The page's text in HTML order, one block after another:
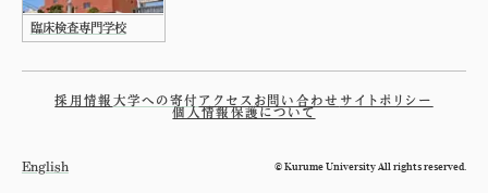
臨床検査専門学校
採用情報 大学への寄付 アクセス お問い合わせ サイトポリシー
個人情報保護について
English © Kurume University All rights reserved.